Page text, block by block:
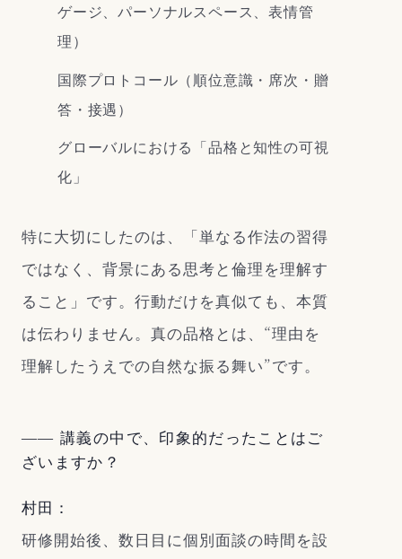
ゲージ、パーソナルスペース、表情管
理）
国際プロトコール（順位意識・席次・贈
答・接遇）
グローバルにおける「品格と知性の可視
化」
特に大切にしたのは、「単なる作法の習得
ではなく、背景にある思考と倫理を理解す
ること」です。行動だけを真似ても、本質
は伝わりません。真の品格とは、“理由を
理解したうえでの自然な振る舞い”です。
―― 講義の中で、印象的だったことはご
ざいますか？
村田：
研修開始後、数日目に個別面談の時間を設